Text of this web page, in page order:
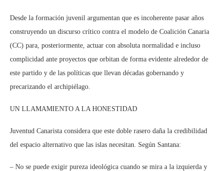
Desde la formación juvenil argumentan que es incoherente pasar años
construyendo un discurso crítico contra el modelo de Coalición Canaria
(CC) para, posteriormente, actuar con absoluta normalidad e incluso
complicidad ante proyectos que orbitan de forma evidente alrededor de
este partido y de las políticas que llevan décadas gobernando y
precarizando el archipiélago.
UN LLAMAMIENTO A LA HONESTIDAD
Juventud Canarista considera que este doble rasero daña la credibilidad
del espacio alternativo que las islas necesitan. Según Santana:
– No se puede exigir pureza ideológica cuando se mira a la izquierda y